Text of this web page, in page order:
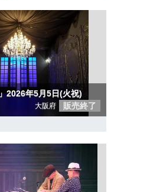
2026年5月5日(火祝)
大阪府 販売終了